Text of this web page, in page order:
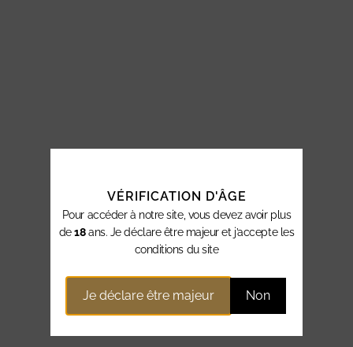
VÉRIFICATION D'ÂGE
Pour accéder à notre site, vous devez avoir plus
de18ans. Je déclare être majeur et j’accepte les
conditions du site
Je déclare être majeur Non